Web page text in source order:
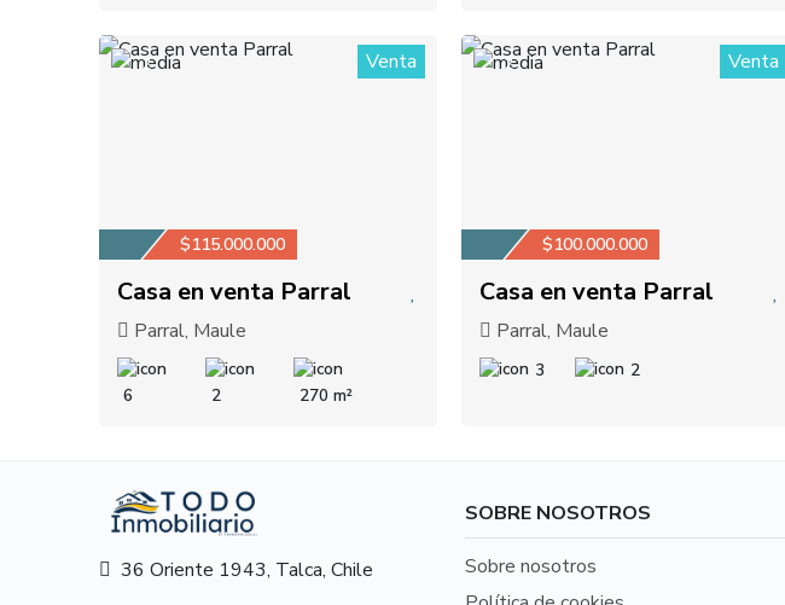
2 Venta
$115.000.000
Casa en venta Parral
Parral, Maule
6 2 270 m²
2 Venta
$100.000.000
Casa en venta Parral
Parral, Maule
3 2
36 Oriente 1943, Talca, Chile
SOBRE NOSOTROS
Sobre nosotros